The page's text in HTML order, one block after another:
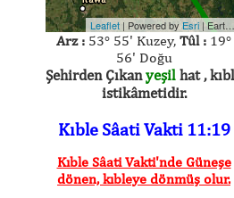
Leaflet | Powered byEsri |Earthstar Geographics
Arz : 53° 55' Kuzey, Tûl : 19°
56' Doğu
Şehirden Çıkanyeşil hat ,
istikâmetidir.
Kıble Sâati Vakti 11:19
Kıble Sâati Vakti'nde Güneşe
dönen, kıbleye dönmüş olur.